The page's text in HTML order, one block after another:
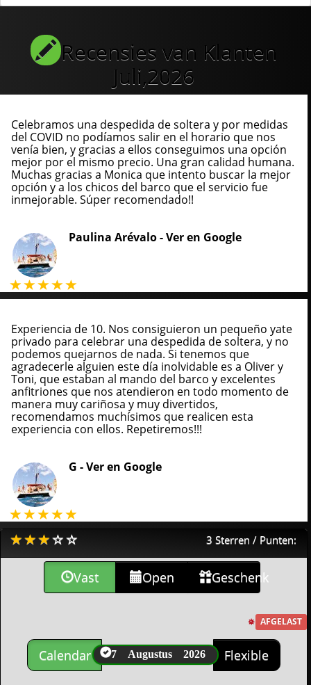
Recensies van Klanten
Juli,2026
Celebramos una despedida de soltera y por medidas
del COVID no podíamos salir en el horario que nos
venía bien, y gracias a ellos conseguimos una opción
mejor por el mismo precio. Una gran calidad humana.
Muchas gracias a Monica que intento buscar la mejor
opción y a los chicos del barco que el servicio fue
inmejorable. Súper recomendado!!
Paulina Arévalo -Ver en Google
Experiencia de 10. Nos consiguieron un pequeño yate
privado para celebrar una despedida de soltera, y no
podemos quejarnos de nada. Si tenemos que
agradecerle alguien este día inolvidable es a Oliver y
Toni, que estaban al mando del barco y excelentes
anfitriones que nos atendieron en todo momento de
manera muy cariñosa y muy divertidos,
recomendamos muchísimos que realicen esta
experiencia con ellos. Repetiremos!!!
G -Ver en Google
3 Sterren / Punten:
Vast Open Geschenk
AFGELAST
Calendar 7 Augustus 2026 Flexible